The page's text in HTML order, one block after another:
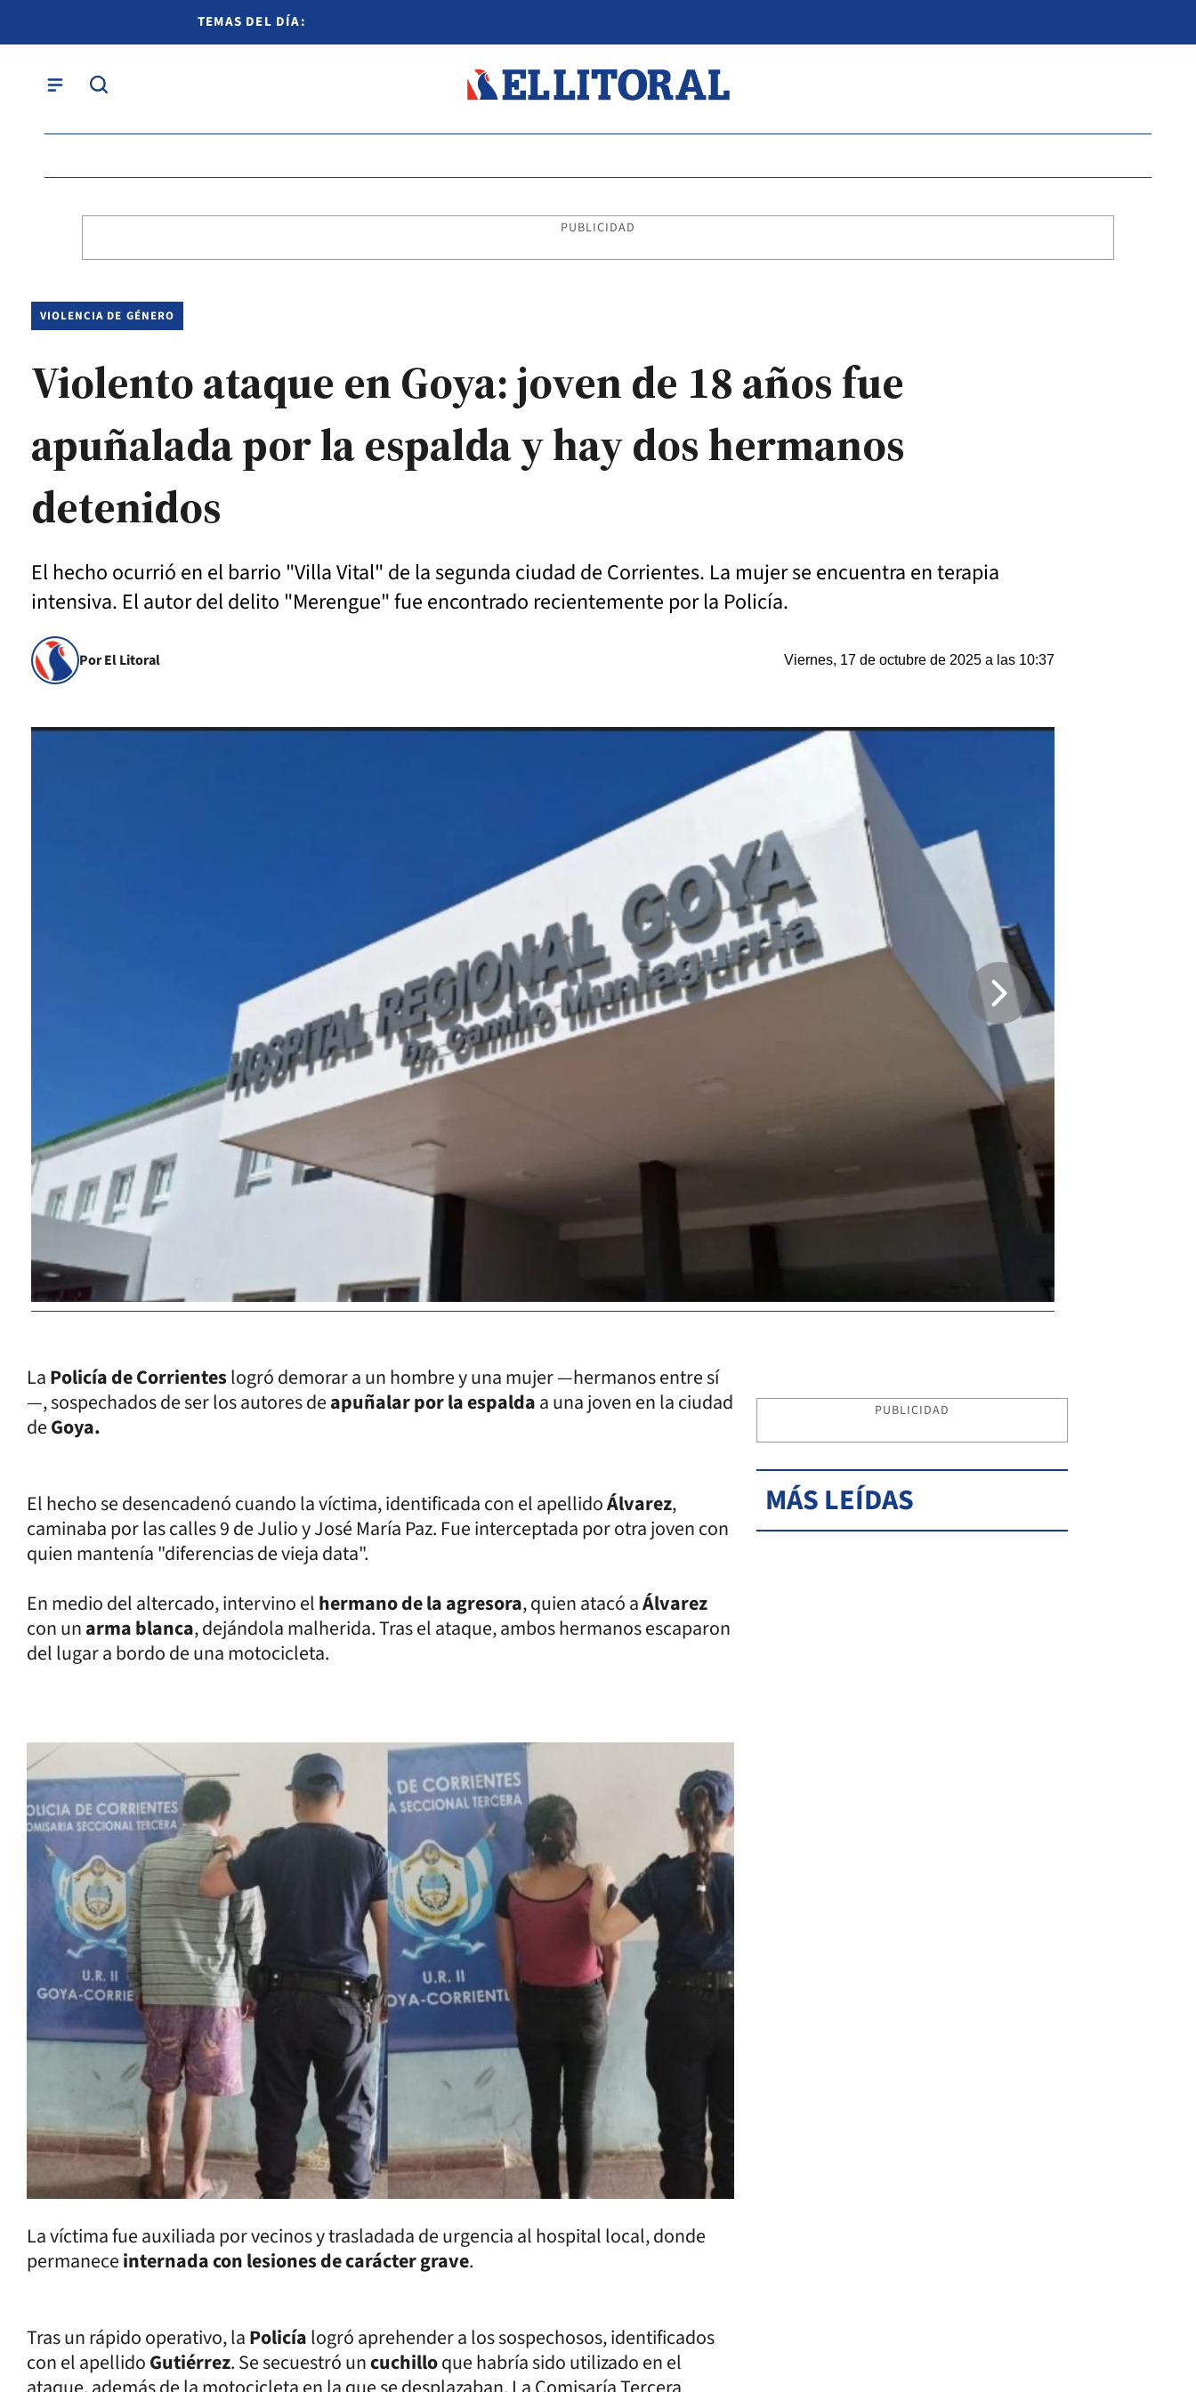
TEMAS DEL DÍA:
PUBLICIDAD
VIOLENCIA DE GÉNERO
Violento ataque en Goya: joven de 18 años fue
apuñalada por la espalda y hay dos hermanos
detenidos
El hecho ocurrió en el barrio "Villa Vital" de la segunda ciudad de Corrientes. La mujer se encuentra en terapia
intensiva. El autor del delito "Merengue" fue encontrado recientemente por la Policía.
Por El Litoral Viernes, 17 de octubre de 2025 a las 10:37
LaPolicía de Corrienteslogró demorar a un hombre y una mujer —hermanos entre sí
—, sospechados de ser los autores deapuñalar por la espaldaa una joven en la ciudad
deGoya.
El hecho se desencadenó cuando la víctima, identificada con el apellidoÁlvarez,
caminaba por las calles 9 de Julio y José María Paz. Fue interceptada por otra joven con
quien mantenía "diferencias de vieja data".
En medio del altercado, intervino elhermano de la agresora, quien atacó aÁlvarez
con unarma blanca, dejándola malherida. Tras el ataque, ambos hermanos escaparon
del lugar a bordo de una motocicleta.
La víctima fue auxiliada por vecinos y trasladada de urgencia al hospital local, donde
permaneceinternada con lesiones de carácter grave.
Tras un rápido operativo, laPolicíalogró aprehender a los sospechosos, identificados
con el apellidoGutiérrez. Se secuestró uncuchilloque habría sido utilizado en el
PUBLICIDAD
MÁS LEÍDAS